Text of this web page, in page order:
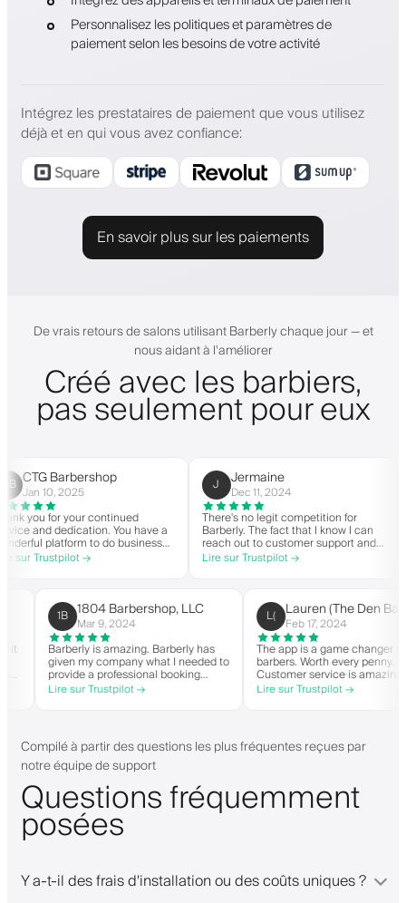
Personnalisez les politiques et paramètres de
paiement selon les besoins de votre activité
Intégrez les prestataires de paiement que vous utilisez
déjà et en qui vous avez confiance:
En savoir plus sur les paiements
De vrais retours de salons utilisant Barberly chaque jour — et
nous aidant à l'améliorer
Créé avec les barbiers,
pas seulement pour eux
CTG Barbershop
Jan 10, 2025
you for your continued
and dedication. You have a
platform to do business
spirit. Thank you from
Trustpilot →
Jermaine
Dec 11, 2024
There's no legit competition for
Barberly. The fact that I know I can
reach out to customer support and
actually get help is a major reason I
stay. Barberly provides a ton of
Lire sur Trustpilot →
on
it
1B 1804 Barbershop, LLC
Mar 9, 2024
Barberly is amazing. Barberly has
given my company what I needed to
provide a professional booking
experience for my clients. Their
team has been exceptional,
Lire sur Trustpilot →
L( Lauren (The
Feb 17, 2024
The app is a game
barbers. Worth every
Customer service is
helps with everything or
they need. Definitely
Lire sur Trustpilot →
Compilé à partir des questions les plus fréquentes reçues par
notre équipe de support
Questions fréquemment
posées
Y a-t-il des frais d'installation ou des coûts uniques ?